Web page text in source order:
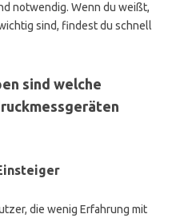
notwendig. Wenn du weißt,
sind, findest du schnell
sind welche
die wenig Erfahrung mit